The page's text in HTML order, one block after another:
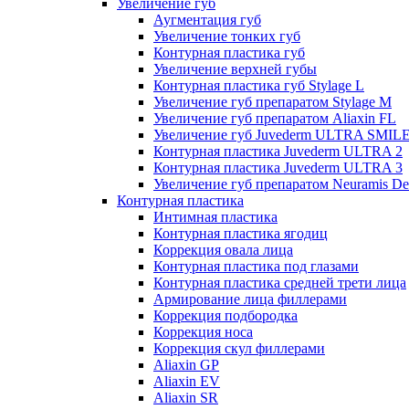
Увеличение губ
Аугментация губ
Увеличение тонких губ
Контурная пластика губ
Увеличение верхней губы
Контурная пластика губ Stylage L
Увеличение губ препаратом Stylage M
Увеличение губ препаратом Aliaxin FL
Увеличение губ Juvederm ULTRA
Контурная пластика Juvederm ULTRA 2
Контурная пластика Juvederm ULTRA 3
Увеличение губ препаратом Neuramis
Контурная пластика
Интимная пластика
Контурная пластика ягодиц
Коррекция овала лица
Контурная пластика под глазами
Контурная пластика средней трети лица
Армирование лица филлерами
Коррекция подбородка
Коррекция носа
Коррекция скул филлерами
Aliaxin GP
Aliaxin EV
Aliaxin SR